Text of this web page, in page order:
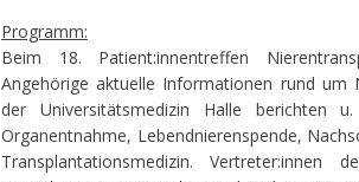
Programm:
Beim 18. Patient:innentreffen
Angehörige aktuelle Informationen rund um
der Universitätsmedizin Halle berichten
Organentnahme, Lebendnierenspende,
Transplantationsmedizin.